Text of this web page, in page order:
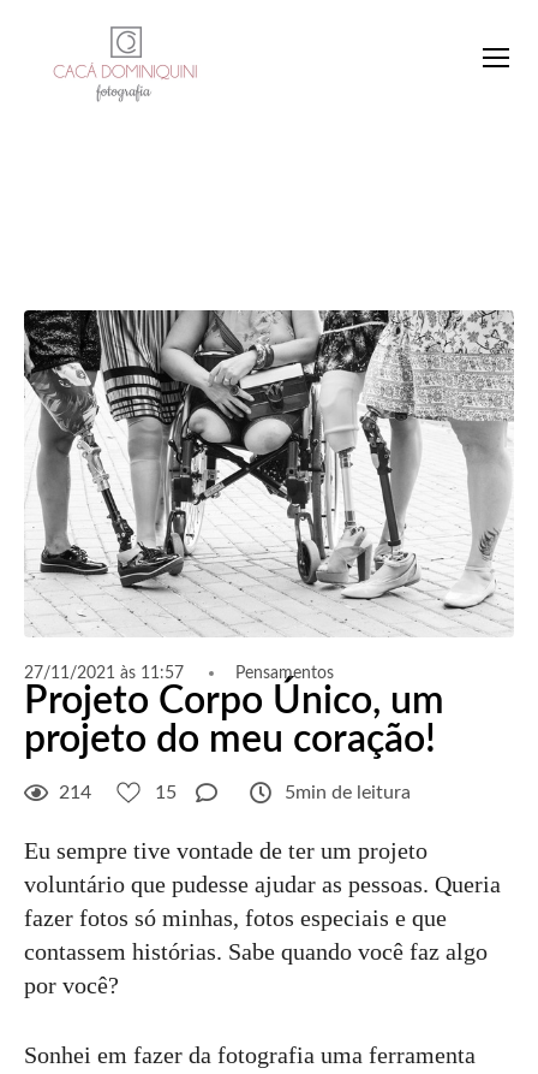
27/11/2021 às 11:57 Pensamentos
Projeto Corpo Único, um
projeto do meu coração!
214 15 5min de leitura
Eu sempre tive vontade de ter um projeto
voluntário que pudesse ajudar as pessoas. Queria
fazer fotos só minhas, fotos especiais e que
contassem histórias. Sabe quando você faz algo
por você?
Sonhei em fazer da fotografia uma ferramenta